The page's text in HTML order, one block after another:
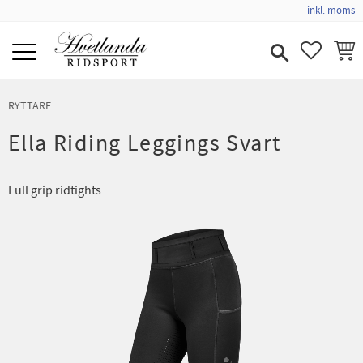
inkl. moms
RYTTARE
Ella Riding Leggings Svart
Full grip ridtights